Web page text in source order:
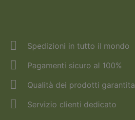
Spedizioni in tutto il mondo
Pagamenti sicuro al 100%
Qualità dei prodotti garantita
Servizio clienti dedicato